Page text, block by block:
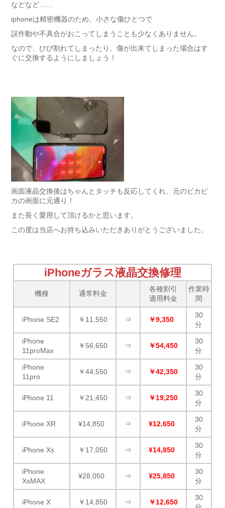
などなど……
iphoneは精密機器のため、小さな傷ひとつで
誤作動や不具合がおこってしまうことも少なくありません。
なので、ひび割れてしまったり、傷が出来てしまった場合はす
ぐに交換するようにしましょう！
画面液晶交換後はちゃんとタッチも反応してくれ、元のピカピ
カの画面に元通り！
また長く愛用して頂けるかと思います。
この度は当店へお持ち込みいただきありがとうございました。
iPhoneガラス液晶交換修理
機種 通常料金
各種割引
適用料金
作業時
間
iPhone SE2 ￥11,550 ⇒ ￥9,350
30
分
iPhone
11proMax
￥56,650 ⇒ ￥54,450
30
分
iPhone
11pro
￥44,550 ⇒ ￥42,350
30
分
iPhone 11 ￥21,450 ⇒ ￥19,250
30
分
iPhone XR ¥14,850 ⇒ ¥12,650
30
分
iPhone Xs ￥17,050 ⇒ ¥14,850
30
分
iPhone
XsMAX
¥28,050 ⇒ ¥25,850
30
分
iPhone X ￥14,850 ⇒ ￥12,650
30